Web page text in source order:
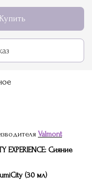
Купить
Valmont
EXPERIENCE: Сияние
(30 мл)